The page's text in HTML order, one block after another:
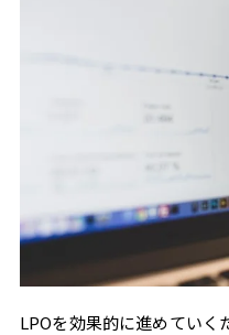
LPOを効果的に進めていく